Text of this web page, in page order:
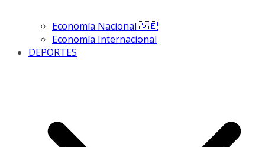
Economía Nacional 🇻🇪
Economía Internacional
DEPORTES